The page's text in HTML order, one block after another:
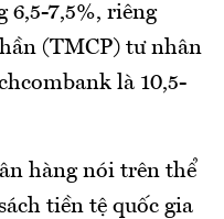
6,5-7,5%, riêng
(TMCP) tư nhân
là 10,5-
hàng nói trên thể
tiền tệ quốc gia